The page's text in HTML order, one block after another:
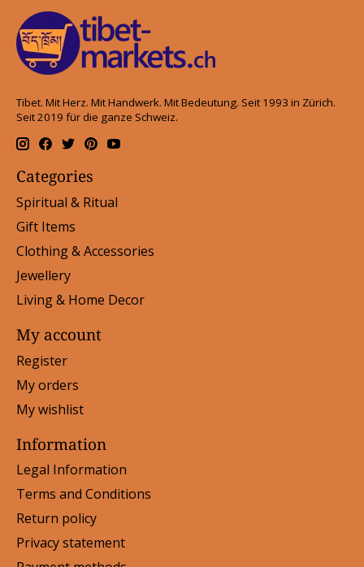
Tibet. Mit Herz. Mit Handwerk. Mit Bedeutung. Seit 1993 in Zürich.
Seit 2019 für die ganze Schweiz.
Categories
Spiritual & Ritual
Gift Items
Clothing & Accessories
Jewellery
Living & Home Decor
My account
Register
My orders
My wishlist
Information
Legal Information
Terms and Conditions
Return policy
Privacy statement